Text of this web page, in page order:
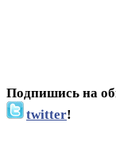
Подпишись на
twitter!